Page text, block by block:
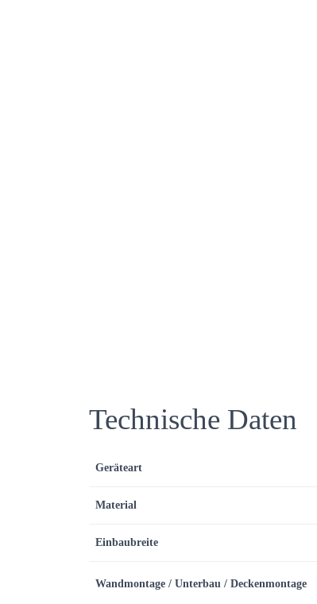
Technische Daten
Geräteart
Material
Einbaubreite
Wandmontage / Unterbau / Deckenmontage